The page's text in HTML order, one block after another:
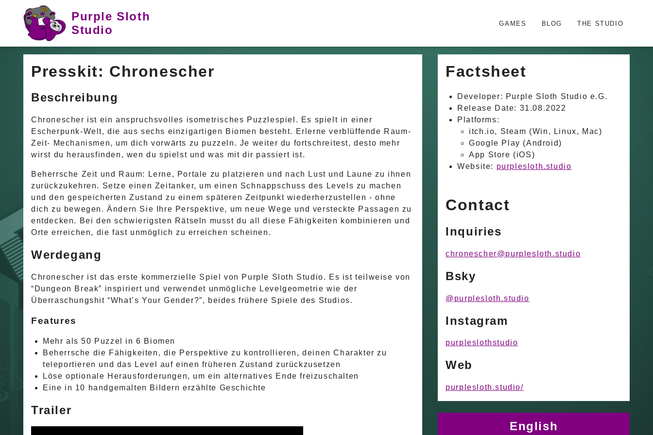
Purple Sloth
Studio
GAMES BLOG THE STUDIO
Factsheet
Developer: Purple Sloth Studio e.G.
Release Date: 31.08.2022
Platforms:
itch.io, Steam (Win, Linux, Mac)
Google Play (Android)
App Store (iOS)
Website: purplesloth.studio
Contact
Inquiries
chronescher@purplesloth.studio
Bsky
@purplesloth.studio
Instagram
purpleslothstudio
Web
purplesloth.studio/
English
Presskit: Chronescher
Beschreibung
Chronescher ist ein anspruchsvolles isometrisches Puzzlespiel. Es spielt in einer
Escherpunk-Welt, die aus sechs einzigartigen Biomen besteht. Erlerne verblüffende Raum-
Zeit- Mechanismen, um dich vorwärts zu puzzeln. Je weiter du fortschreitest, desto mehr
wirst du herausfinden, wen du spielst und was mit dir passiert ist.
Beherrsche Zeit und Raum: Lerne, Portale zu platzieren und nach Lust und Laune zu ihnen
zurückzukehren. Setze einen Zeitanker, um einen Schnappschuss des Levels zu machen
und den gespeicherten Zustand zu einem späteren Zeitpunkt wiederherzustellen - ohne
dich zu bewegen. Ändern Sie Ihre Perspektive, um neue Wege und versteckte Passagen zu
entdecken. Bei den schwierigsten Rätseln musst du all diese Fähigkeiten kombinieren und
Orte erreichen, die fast unmöglich zu erreichen scheinen.
Werdegang
Chronescher ist das erste kommerzielle Spiel von Purple Sloth Studio. Es ist teilweise von
“Dungeon Break” inspiriert und verwendet unmögliche Levelgeometrie wie der
Überraschungshit “What’s Your Gender?”, beides frühere Spiele des Studios.
Features
Mehr als 50 Puzzel in 6 Biomen
Beherrsche die Fähigkeiten, die Perspektive zu kontrollieren, deinen Charakter zu
teleportieren und das Level auf einen früheren Zustand zurückzusetzen
Löse optionale Herausforderungen, um ein alternatives Ende freizuschalten
Eine in 10 handgemalten Bildern erzählte Geschichte
Trailer